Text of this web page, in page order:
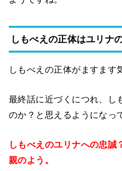
しもべえの正体はユリナ
しもべえの正体がますます
最終話に近づくにつれ、し
のか？と思えるようになっ
しもべえのユリナへの忠誠
親のよう。